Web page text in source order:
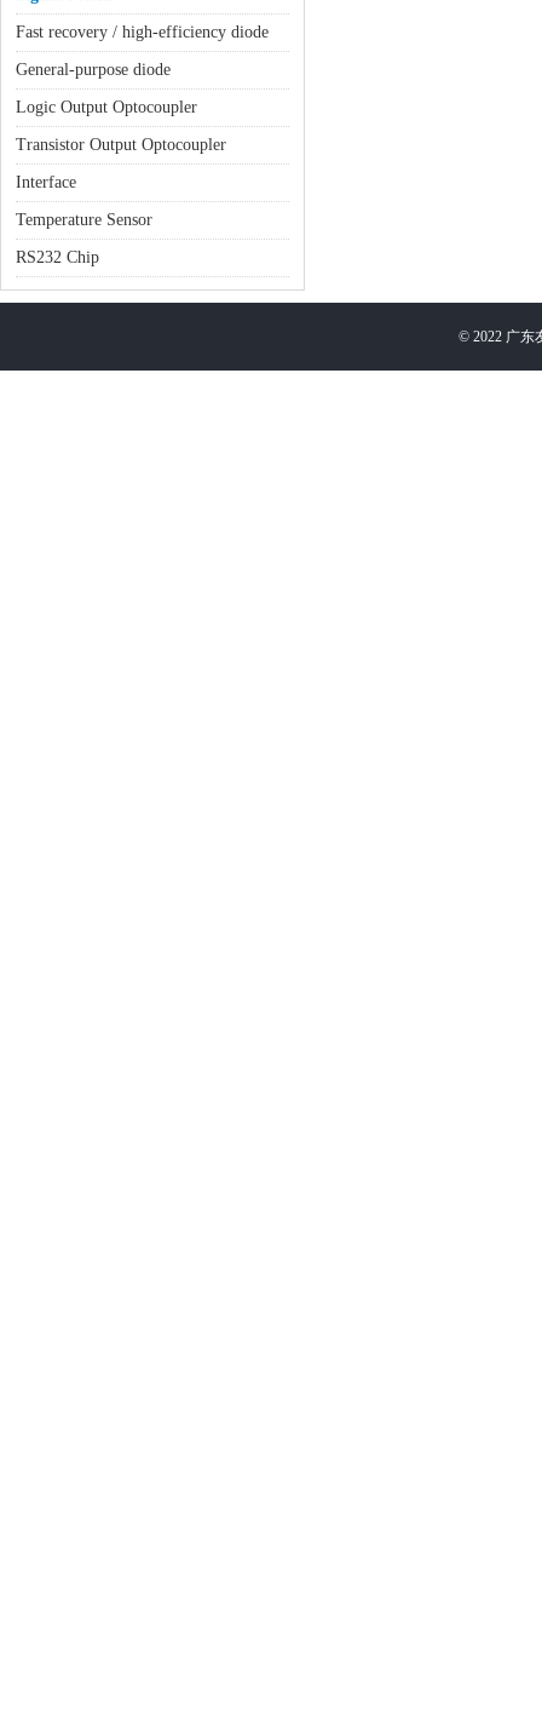
Fast recovery / high-efficiency diode
General-purpose diode
Logic Output Optocoupler
Transistor Output Optocoupler
Interface
Temperature Sensor
RS232 Chip
© 2022 广东